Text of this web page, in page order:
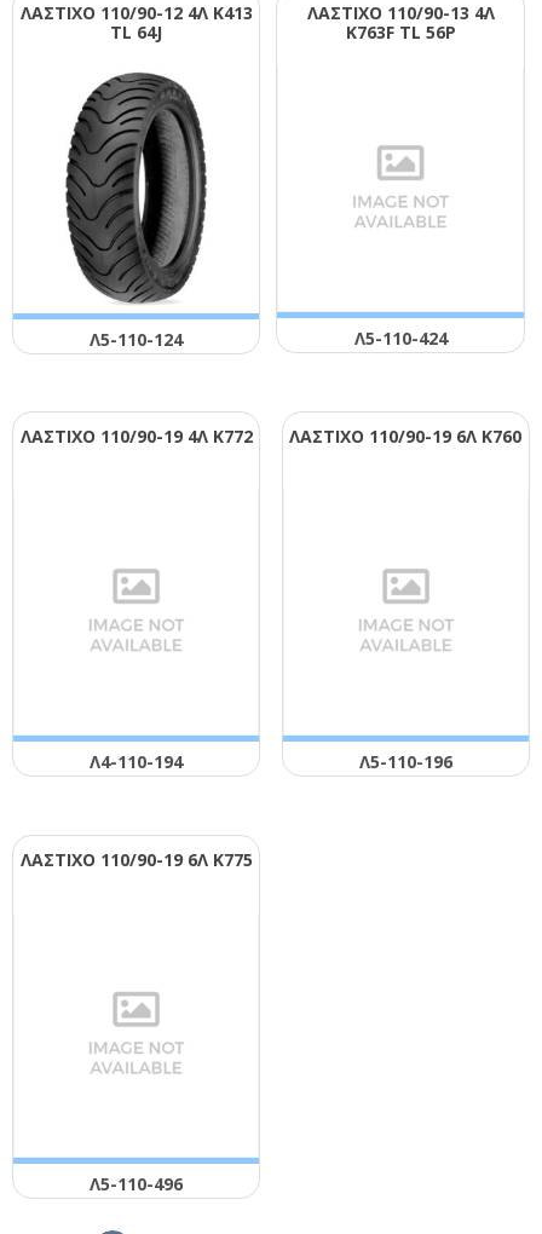
ΛΑΣΤΙΧΟ 110/90-12 4Λ Κ413
ΤL 64J
Λ5-110-124
ΛΑΣΤΙΧΟ 110/90-13 4Λ
Κ763F ΤL 56Ρ
Λ5-110-424
ΛΑΣΤΙΧΟ 110/90-19 4Λ Κ772
Λ4-110-194
ΛΑΣΤΙΧΟ 110/90-19 6Λ Κ760
Λ5-110-196
ΛΑΣΤΙΧΟ 110/90-19 6Λ Κ775
Λ5-110-496